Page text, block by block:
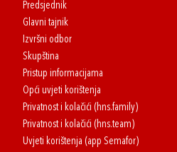
Predsjednik
Glavni tajnik
Izvršni odbor
Skupština
Pristup informacijama
Opći uvjeti korištenja
Privatnost i kolačići (hns.family)
Privatnost i kolačići (hns.team)
Uvjeti korištenja (app Semafor)